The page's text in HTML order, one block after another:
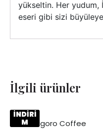
yükseltin. Her yudum,
eseri gibi sizi
İlgili ürünler
Grigoro Coffee
İNDİRİ
M